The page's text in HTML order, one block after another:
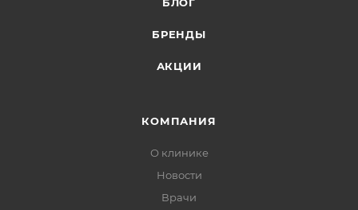
БРЕНДЫ
АКЦИИ
КОМПАНИЯ
О клинике
Новости
Врачи